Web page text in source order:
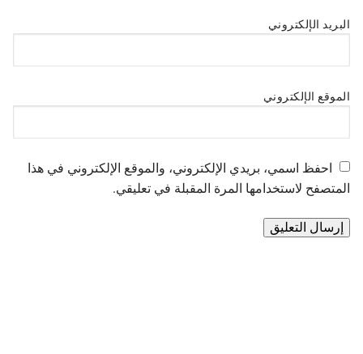
البريد الإلكتروني
الموقع الإلكتروني
احفظ اسمي، بريدي الإلكتروني، والموقع الإلكتروني في هذا
المتصفح لاستخدامها المرة المقبلة في تعليقي.